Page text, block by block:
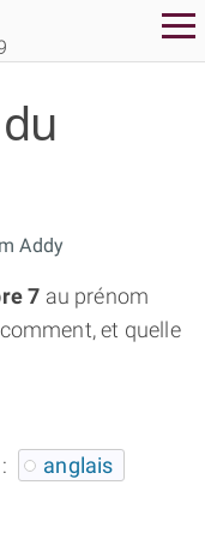
Addy
7 au prénom
et quelle
anglais
APPROFONDI